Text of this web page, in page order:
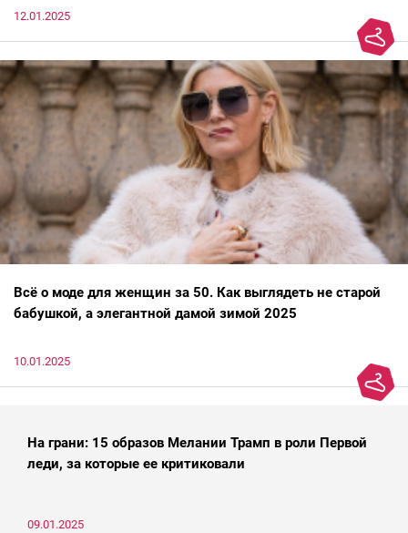
12.01.2025
Всё о моде для женщин за 50. Как выглядеть не старой
бабушкой, а элегантной дамой зимой 2025
10.01.2025
На грани: 15 образов Мелании Трамп в роли Первой
леди, за которые ее критиковали
09.01.2025